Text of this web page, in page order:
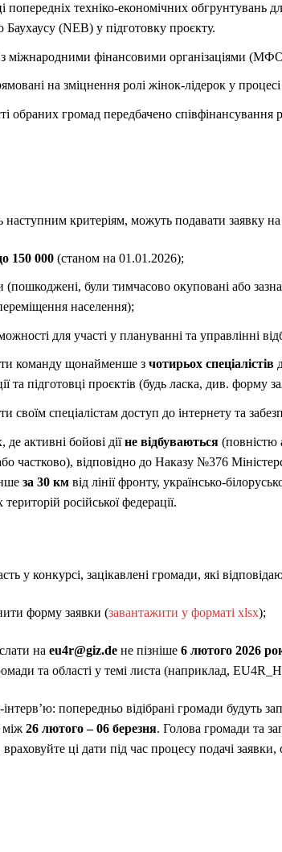
попередніх техніко-економічних обгрунтувань
(NEB) у підготовку проєкту.
з міжнародними фінансовими організаціями
на зміцнення ролі жінок-лідерок у
обраних громад передбачено співфінансування
наступним критеріям, можуть подавати заявку
150 000(станом на 01.01.2026);
були тимчасово окуповані або
населення);
для участі у плануванні та управлінні
команду щонайменше з чотирьох спеціалістів
та підготовці проєктів (будь ласка, див. форму
своїм спеціалістам доступ до інтернету та
активні бойові діїне відбуваються(повністю
частково), відповідно до Наказу №376
за 30 кмвід лінії фронту, українсько-
російської федерації.
у конкурсі, зацікавлені громади, які
форму заявки (завантажити у форматі xlsx);
на eu4r@giz.deне пізніше 6 лютого 2026
та області у темі листа (наприклад,
попередньо відібрані громади будуть
між 26 лютого – 06 березня. Голова громади та
враховуйте ці дати під час процесу подачі